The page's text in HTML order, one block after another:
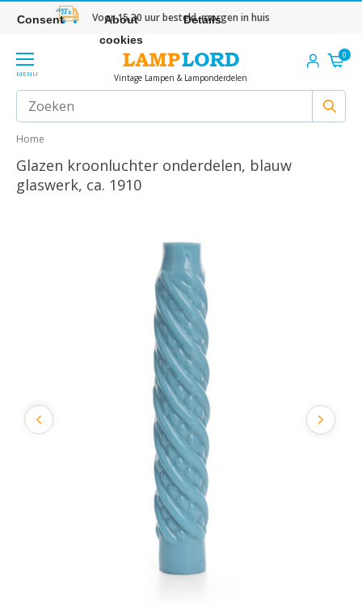
Voor 15.30 uur besteld, morgen in huis
MENU Vintage Lampen & Lamponderdelen
0
Home
Glazen kroonluchter onderdelen, blauw
glaswerk, ca. 1910
Consent
About
cookies
Details